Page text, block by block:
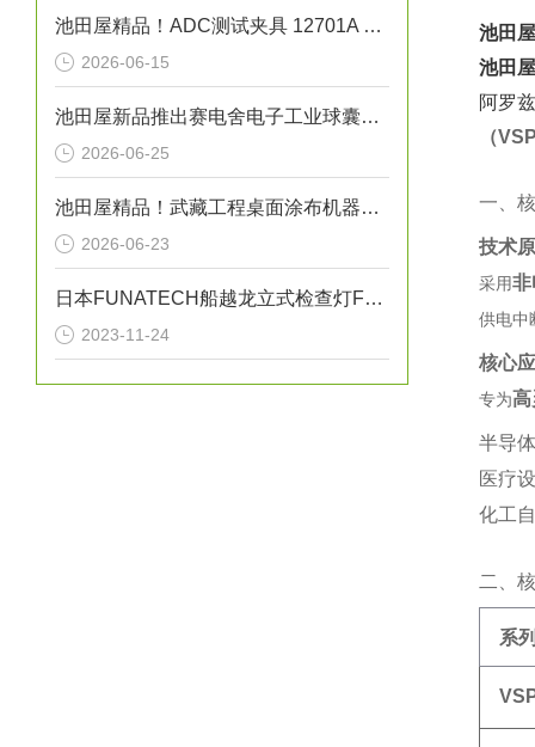
池田屋精品！ADC测试夹具 12701A 参数介绍
2026-06-15
池田屋新品推出赛电舍电子工业球囊导管焊接机 MS-B01 参数介绍
2026-06-25
池田屋精品！武藏工程桌面涂布机器人 SHOTMASTER 300SX 参数介绍
2026-06-23
日本FUNATECH船越龙立式检查灯FY-18N原装全新
2023-11-24
池田
池田
阿罗
（
一、
技术
采用‌
供电中
核心
专为‌高
半导
医疗
化工
二、
系